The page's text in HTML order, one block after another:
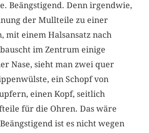
Beängstigend. Denn irgendwie,
der Mullteile zu einer
mit einem Halsansatz nach
im Zentrum einige
Nase, sieht man zwei quer
ein Schopf von
einen Kopf, seitlich
für die Ohren. Das wäre
ist es nicht wegen